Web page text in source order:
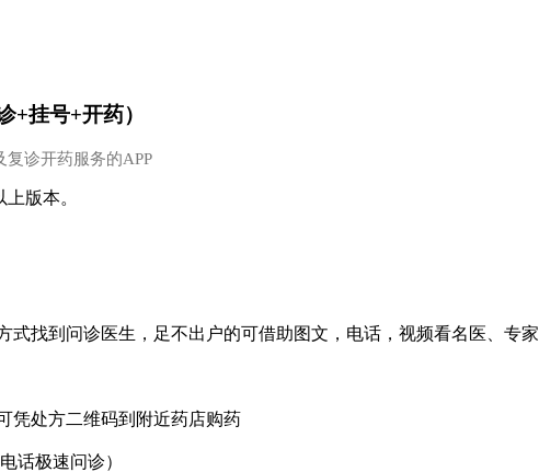
+挂号+开药）
诊开药服务的APP
版本。
式找到问诊医生，足不出户的可借助图文，电话，视频看名医、专家
凭处方二维码到附近药店购药
话极速问诊）